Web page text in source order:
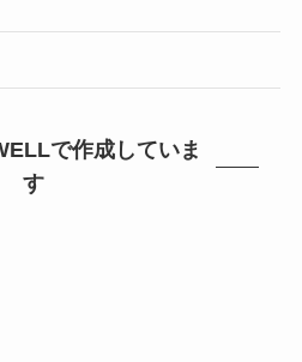
で作成していま
す